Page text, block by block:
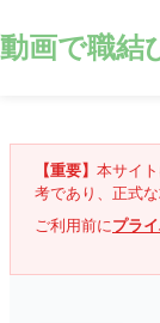
動画で職結
【重要】 本サイ
考であり、正式
ご利用前にプラ